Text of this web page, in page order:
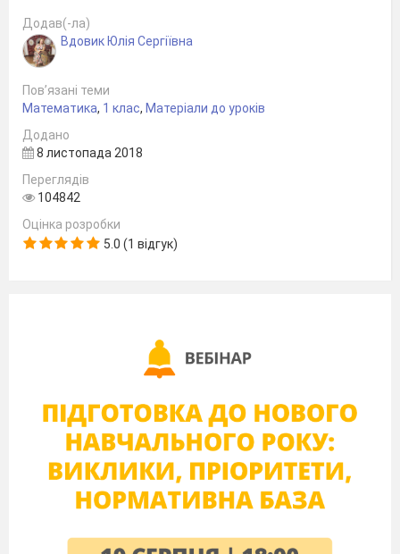
12. На озері плавало 7 качок, до них підпливло
3 качки. Скільки качок стало на озері?
13. В крамниці було 10 кульок. Продали 7
кульок.
Скільки кульок залишилося в крамниці?
14. Бабуся купила 6 тістечок. Онуки з
15. У дворі стояло 5 машин, під
Додав(-ла)
Вдовик Юлія Сергіївна
Пов’язані теми
Математика, 1 клас, Матеріали до уроків
Додано
8 листопада 2018
Переглядів
104842
Оцінка розробки
5.0 (1 відгук)